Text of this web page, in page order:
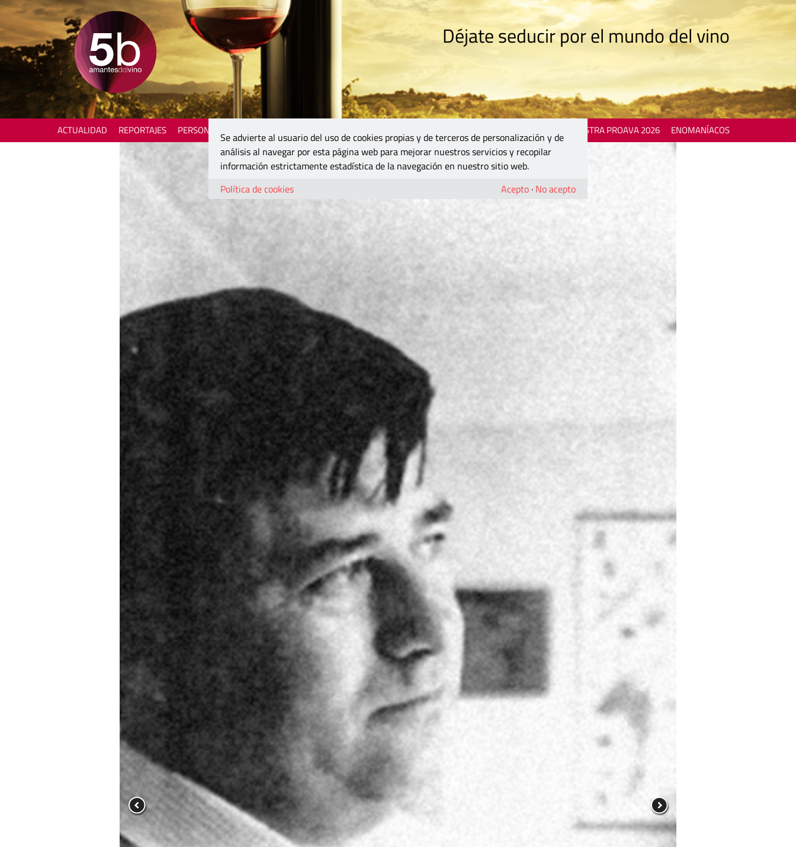
Déjate seducir por el mundo del vino
ACTUALIDAD REPORTAJES PERSONAJES MOSTRA PROAVA 2026 ENOMANÍACOS
Se advierte al usuario del uso de cookies propias y de terceros de personalización y de
análisis al navegar por esta página web para mejorar nuestros servicios y recopilar
información estrictamente estadística de la navegación en nuestro sitio web.
Política de cookies
Acepto · No acepto